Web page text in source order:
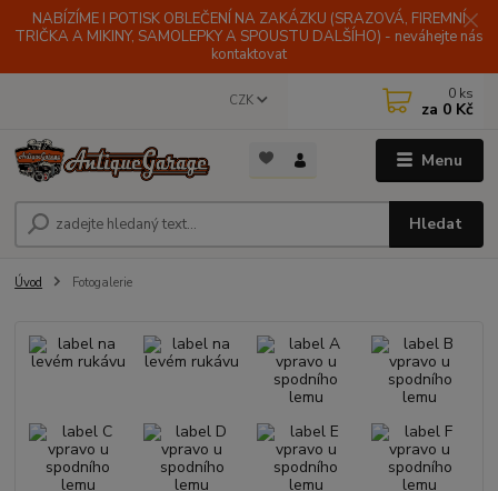
NABÍZÍME I POTISK OBLEČENÍ NA ZAKÁZKU (SRAZOVÁ, FIREMNÍ
TRIČKA A MIKINY, SAMOLEPKY A SPOUSTU DALŠÍHO) - neváhejte nás
kontaktovat
Menu
CZK
Hledat
0 ks
za 0 Kč
Úvod Fotogalerie